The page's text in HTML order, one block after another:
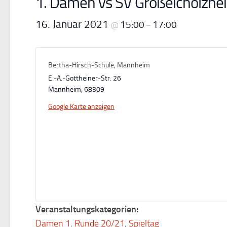
16. Januar 2021 @ 15:00 – 17:00
Bertha-Hirsch-Schule, Mannheim
E.-A.-Gottheiner-Str. 26
Mannheim,68309
Google Karte anzeigen
Veranstaltungskategorien:
Damen 1, Runde 20/21, Spieltag